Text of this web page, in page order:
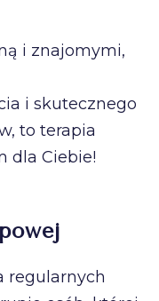
i znajomymi,
i skutecznego
to terapia
dla Ciebie!
regularnych